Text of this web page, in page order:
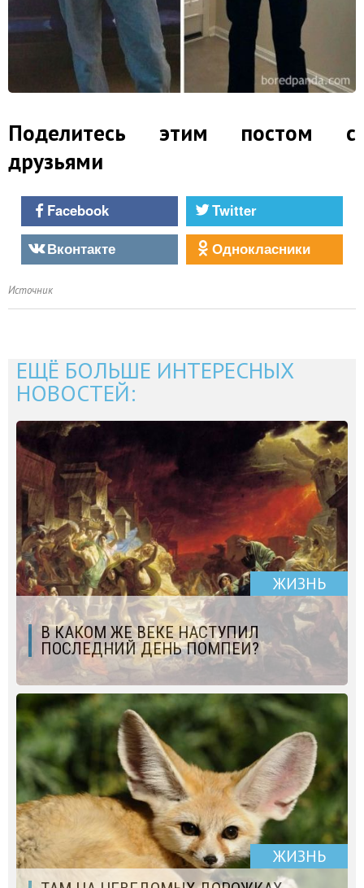
Поделитесь этим постом с
друзьями
Facebook
Twitter
Вконтакте
Однокласники
Источник
ЕЩЁ БОЛЬШЕ ИНТЕРЕСНЫХ
НОВОСТЕЙ:
ЖИЗНЬ
В КАКОМ ЖЕ ВЕКЕ НАСТУПИЛ
ПОСЛЕДНИЙ ДЕНЬ ПОМПЕИ?
ЖИЗНЬ